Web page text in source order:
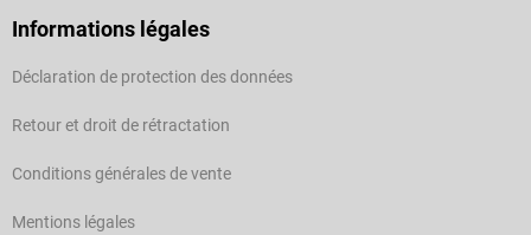
Informations légales
Déclaration de protection des données
Retour et droit de rétractation
Conditions générales de vente
Mentions légales